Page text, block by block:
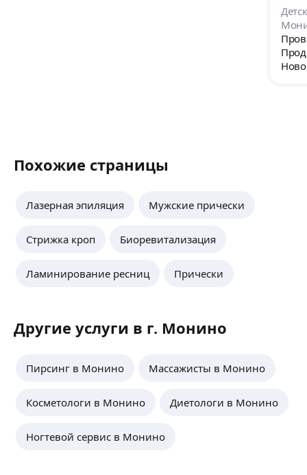
года
Похожие страницы
Лазерная эпиляция Мужские прически
Стрижка кроп Биоревитализация
Ламинирование ресниц Прически
Другие услуги в г. Монино
Пирсинг в Монино Массажисты в Монино
Косметологи в Монино Диетологи в Монино
Ногтевой сервис в Монино